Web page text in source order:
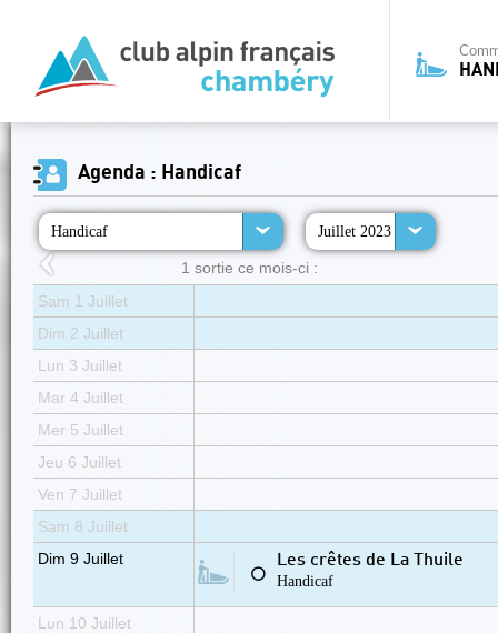
Agenda : Handicaf
Handicaf Juillet 2023
1 sortie ce mois-ci :
Sam 1 Juillet
Dim 2 Juillet
Lun 3 Juillet
Mar 4 Juillet
Mer 5 Juillet
Jeu 6 Juillet
Ven 7 Juillet
Sam 8 Juillet
Dim 9 Juillet
⚪
Les crêtes de La Thuile
Handicaf
Lun 10 Juillet